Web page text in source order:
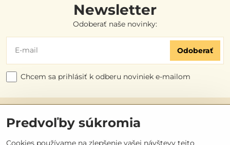
Newsletter
Odoberať naše novinky:
Odoberať
Chcem sa prihlásiť k odberu noviniek e-mailom
Užitočné odkazy
Objednávky
Predvoľby súkromia
Cookies používame na zlepšenie vašej návštevy tejto